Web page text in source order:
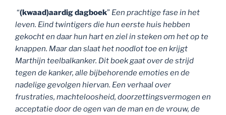
“(kwaad)aardig dagboek” Een prachtige fase in het
leven. Eind twintigers die hun eerste huis hebben
gekocht en daar hun hart en ziel in steken om het op te
knappen. Maar dan slaat het noodlot toe en krijgt
Marthijn teelbalkanker. Dit boek gaat over de strijd
tegen de kanker, alle bijbehorende emoties en de
nadelige gevolgen hiervan. Een verhaal over
frustraties, machteloosheid, doorzettingsvermogen en
acceptatie door de ogen van de man en de vrouw, de